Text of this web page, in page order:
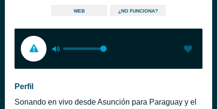
WEB ¿NO FUNCIONA?
Perfil
Sonando en vivo desde Asunción para Paraguay y el